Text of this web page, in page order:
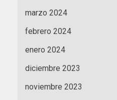
marzo 2024
febrero 2024
enero 2024
diciembre 2023
noviembre 2023